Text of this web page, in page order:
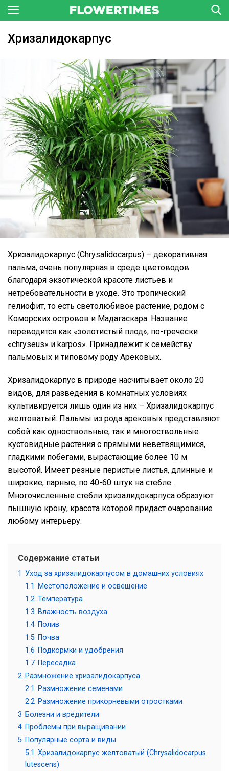
Хризалидокарпус
Хризалидокарпус (Chrysalidocarpus) – декоративная
пальма, очень популярная в среде цветоводов
благодаря экзотической красоте листьев и
нетребовательности в уходе. Это тропический
гелиофит, то есть светолюбивое растение, родом с
Коморских островов и Мадагаскара. Название
переводится как «золотистый плод», по-гречески
«chryseus» и karpos». Принадлежит к семейству
пальмовых и типовому роду Арековых.
Хризалидокарпус в природе насчитывает около 20
видов, для разведения в комнатных условиях
культивируется лишь один из них – Хризалидокарпус
желтоватый. Пальмы из рода арековых представляют
собой как одноствольные, так и многоствольные
кустовидные растения с прямыми неветвящимися,
гладкими побегами, вырастающие более 10 м
высотой. Имеет резные перистые листья, длинные и
широкие, парные, по 40-60 штук на стебле.
Многочисленные стебли хризалидокарпуса образуют
пышную крону, красота которой придаст очарование
любому интерьеру.
Содержание статьи
1 Уход за хризалидокарпусом в домашних условиях
1.1
Местоположение и освещение
1.2 Температура
1.3 Влажность воздуха
1.4 Полив
1.5 Почва
1.6 Подкормки и удобрения
1.7 Пересадка
2 Размножение хризалидокарпуса
2.1
Размножение семенами
2.2 Размножение прикорневыми отростками
3 Болезни и вредители
4 Проблемы при выращивании
5 Популярные сорта и виды
5.1 Хризалидокарпус желтоватый (Chrysalidocarpus
lutescens)